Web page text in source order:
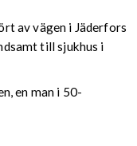
av vägen i Jäderfors
till sjukhus i
en man i 50-